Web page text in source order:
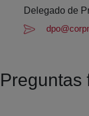
Delegado de
Preguntas